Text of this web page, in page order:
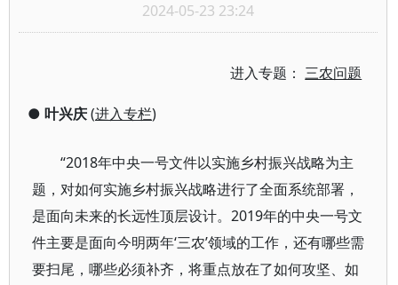
2024-05-23 23:24
进入专题：三农问题
● 叶兴庆(进入专栏)
“2018年中央一号文件以实施乡村振兴战略为主
题，对如何实施乡村振兴战略进行了全面系统部署，
是面向未来的长远性顶层设计。2019年的中央一号文
件主要是面向今明两年‘三农’领域的工作，还有哪些需
要扫尾，哪些必须补齐，将重点放在了如何攻坚、如